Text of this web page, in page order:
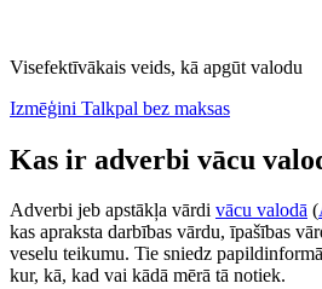
Visefektīvākais veids, kā apgūt valodu
Izmēģini Talkpal bez maksas
Kas ir adverbi vācu
Adverbi jeb apstākļa vārdi vācu valodā (
kas apraksta darbības vārdu, īpašības
veselu teikumu. Tie sniedz
kur, kā, kad vai kādā mērā tā notiek.